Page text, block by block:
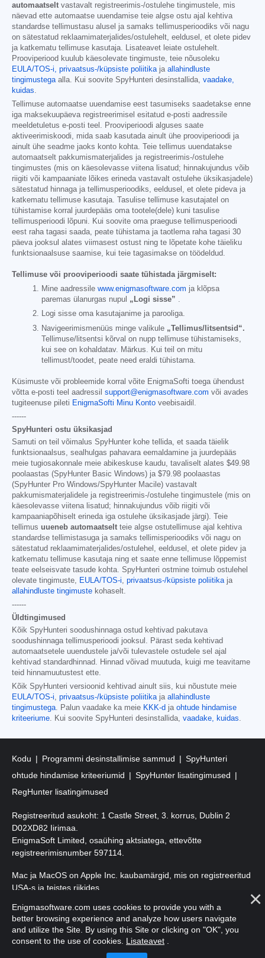
automaatselt vastavalt registreerimis-/ostulehe tingimustele, mis
näevad ette automaatse uuendamise teie algse ostu ajal kehtiva
standardse tellimustasu alusel ja samaks tellimusperioodiks või nagu
on sätestatud reklaamimaterjalides/ostulehelt, eeldusel, et olete pidev
ja katkematu tellimuse kasutaja. Lisateavet leiate ostulehelt.
Prooviperiood kuulub käesolevate tingimuste, teie nõusoleku
EULA/TOS-i, privaatsus-/küpsiste poliitikaja allahindluste
tingimustegaalla. Kui soovite SpyHunteri desinstallida, vaadake,
kuidas.
Tellimuse automaatse uuendamise eest tasumiseks saadetakse enne
iga maksekuupäeva registreerimisel esitatud e-posti aadressile
meeldetuletus e-posti teel. Prooviperioodi alguses saate
aktiveerimiskoodi, mida saab kasutada ainult ühe prooviperioodi ja
ainult ühe seadme jaoks konto kohta. Teie tellimus uuendatakse
automaatselt pakkumismaterjalides ja registreerimis-/ostulehe
tingimustes (mis on käesolevasse viitena lisatud; hinnakujundus võib
riigiti või kampaaniate lõikes erineda vastavalt ostulehe üksikasjadele)
sätestatud hinnaga ja tellimusperioodiks, eeldusel, et olete pideva ja
katkematu tellimuse kasutaja. Tasulise tellimuse kasutajatel on
tühistamise korral juurdepääs oma tootele(dele) kuni tasulise
tellimusperioodi lõpuni. Kui soovite oma praeguse tellimusperioodi
eest raha tagasi saada, peate tühistama ja taotlema raha tagasi 30
päeva jooksul alates viimasest ostust ning te lõpetate kohe täieliku
funktsionaalsuse saamise, kui teie tagasimakse on töödeldud.
Tellimuse või prooviperioodi saate tühistada järgmiselt:
Mine aadressile www.enigmasoftware.com ja klõpsa
paremas ülanurgas nupul „Logi sisse” .
Logi sisse oma kasutajanime ja parooliga.
Navigeerimismenüüs minge valikule „Tellimus/litsentsid“.
Tellimuse/litsentsi kõrval on nupp tellimuse tühistamiseks,
kui see on kohaldatav. Märkus. Kui teil on mitu
tellimust/toodet, peate need eraldi tühistama.
Küsimuste või probleemide korral võite EnigmaSofti toega ühendust
võtta e-posti teel aadressil support@enigmasoftware.com või avades
tugiteenuse pileti EnigmaSofti Minu Konto veebisaidil.
------
SpyHunteri ostu üksikasjad
Samuti on teil võimalus SpyHunter kohe tellida, et saada täielik
funktsionaalsus, sealhulgas pahavara eemaldamine ja juurdepääs
meie tugiosakonnale meie abikeskuse kaudu, tavaliselt alates $49.98
poolaastas (SpyHunter Basic Windows) ja $79.98 poolaastas
(SpyHunter Pro Windows/SpyHunter Macile) vastavalt
pakkumismaterjalidele ja registreerimis-/ostulehe tingimustele (mis on
käesolevasse viitena lisatud; hinnakujundus võib riigiti või
kampaaniapõhiselt erineda iga ostulehe üksikasjade järgi). Teie
tellimus uueneb automaatselt teie algse ostutellimuse ajal kehtiva
standardse tellimistasuga ja samaks tellimisperioodiks või nagu on
sätestatud reklaamimaterjalides/ostulehel, eeldusel, et olete pidev ja
katkematu tellimuse kasutaja ning et saate enne tellimuse lõppemist
teate eelseisvate tasude kohta. SpyHunteri ostmine toimub ostulehel
olevate tingimuste,
EULA/TOS-i privaatsus-/küpsiste poliitika ja
allahindluste tingimuste kohaselt.
------
Üldtingimused
Kõik SpyHunteri soodushinnaga ostud kehtivad pakutava
soodushinnaga tellimusperioodi jooksul. Pärast seda kehtivad
automaatsetele uuendustele ja/või tulevastele ostudele sel ajal
kehtivad standardhinnad. Hinnad võivad muutuda, kuigi me teavitame
teid hinnamuutustest ette.
Kõik SpyHunteri versioonid kehtivad ainult siis, kui nõustute meie
EULA/TOS-i
privaatsus-/küpsiste poliitika ja allahindluste
tingimustega . Palun vaadake ka meie KKK-d ja ohtude hindamise
kriteeriume . Kui soovite SpyHunteri desinstallida, vaadake, kuidas
Kodu Programmi desinstallimise sammud
SpyHunteri
ohtude hindamise kriteeriumid
SpyHunter lisatingimused
RegHunter lisatingimused
Registreeritud asukoht: 1 Castle Street, 3. korrus, Dublin 2
D02XD82 Iirimaa.
EnigmaSoft Limited, osaühing aktsiatega, ettevõtte
registreerimisnumber 597114.
Mac ja MacOS on Apple Inc. kaubamärgid, mis on registreeritud
USA-s ja teistes riikides.
Autoriõigus 2016-2026. EnigmaSoft Ltd. Kõik õigused kaitstud.
Enigmasoftware.com uses cookies to provide you with a
better browsing experience and analyze how users navigate
and utilize the Site. By using this Site or clicking on "OK", you
consent to the use of cookies. Lisateavet